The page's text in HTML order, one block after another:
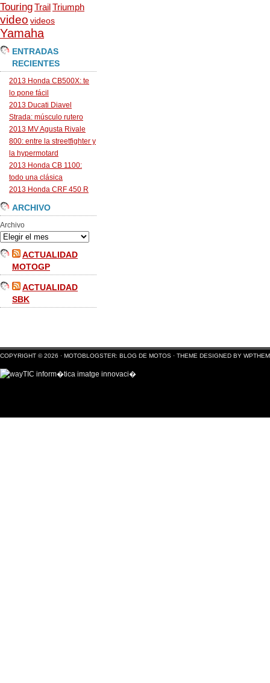
TouringTrailTriumph
video videos
Yamaha
ENTRADAS
RECIENTES
2013 Honda CB500X: te
lo pone fácil
2013 Ducati Diavel
Strada: músculo rutero
2013 MV Agusta Rivale
800: entre la streetfighter y
la hypermotard
2013 Honda CB 1100:
todo una clásica
2013 Honda CRF 450 R
ARCHIVO
Archivo
ACTUALIDAD
MOTOGP
ACTUALIDAD
SBK
COPYRIGHT © 2026 · MOTOBLOGSTER: BLOG DE MOTOS · THEME DESIGNED BY